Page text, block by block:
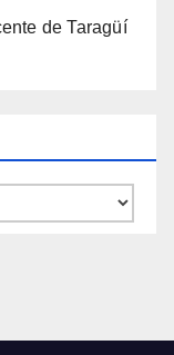
de Taragüí